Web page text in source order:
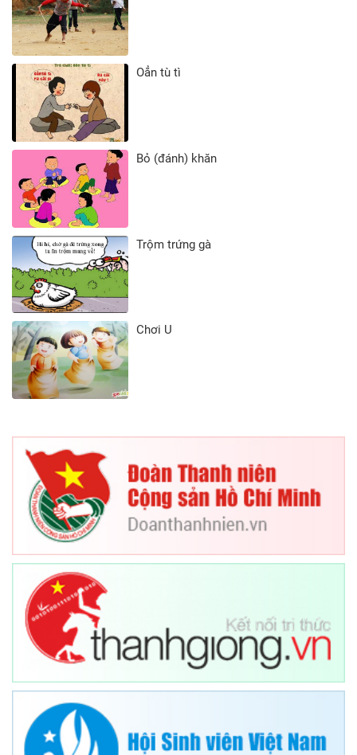
Oẳn tù tì
Bỏ (đánh) khăn
Trộm trứng gà
Chơi U